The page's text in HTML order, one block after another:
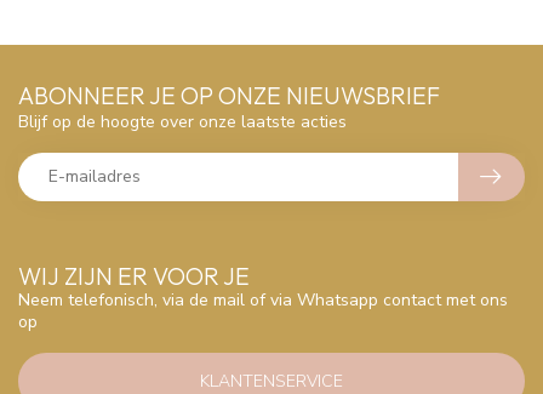
WIJ ZIJN ER VOOR JE
Neem telefonisch, via de mail of via Whatsapp contact met ons
op
KLANTENSERVICE
ABONNEER JE OP ONZE NIEUWSBRIEF
Blijf op de hoogte over onze laatste acties